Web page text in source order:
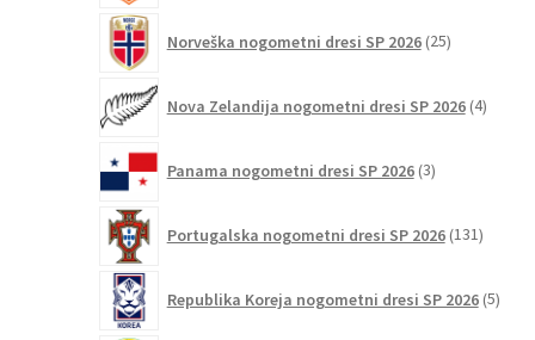
Norveška nogometni dresi SP 2026 25izdelkov
Nova Zelandija nogometni dresi SP 2026 4izdelki
Panama nogometni dresi SP 2026 3izdelki
Portugalska nogometni dresi SP 2026 131
Republika Koreja nogometni dresi SP 2026 5